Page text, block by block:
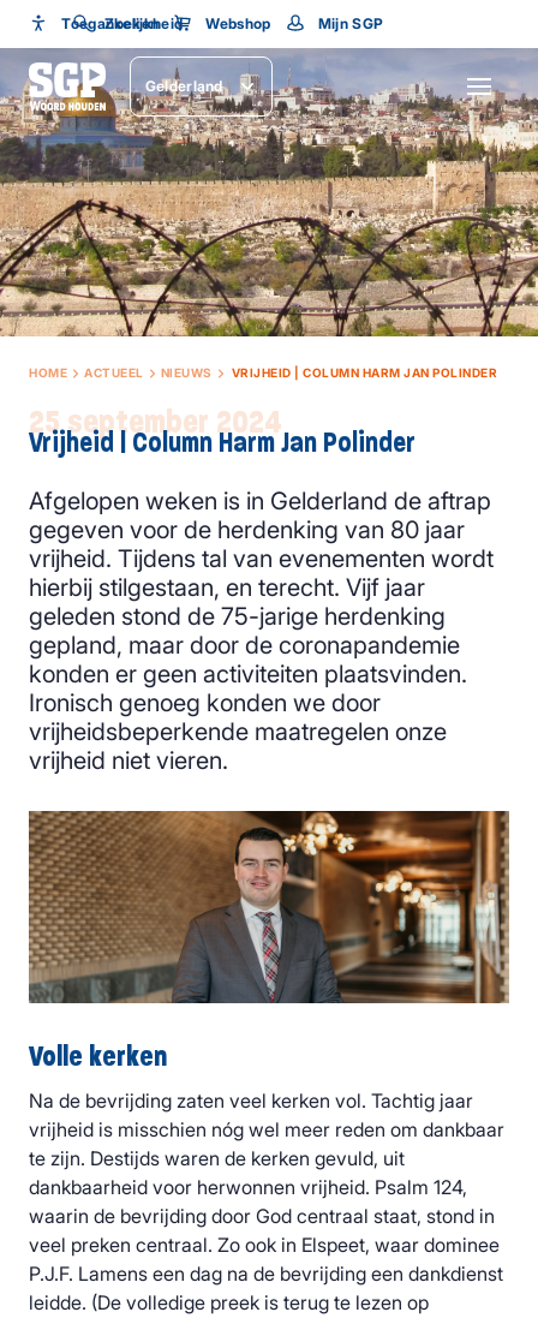
Toegankelijkheid
Toegankelijkheid
Lettergrootte
Zoeken Webshop Mijn SGP
Gelderland SLUITEN
HOME ACTUEEL NIEUWS VRIJHEID | COLUMN HARM JAN POLINDER
25 september 2024
Vrijheid | Column Harm Jan Polinder
Afgelopen weken is in Gelderland de aftrap
gegeven voor de herdenking van 80 jaar
vrijheid. Tijdens tal van evenementen wordt
hierbij stilgestaan, en terecht. Vijf jaar
geleden stond de 75-jarige herdenking
gepland, maar door de coronapandemie
konden er geen activiteiten plaatsvinden.
Ironisch genoeg konden we door
vrijheidsbeperkende maatregelen onze
vrijheid niet vieren.
Volle kerken
Na de bevrijding zaten veel kerken vol. Tachtig jaar
vrijheid is misschien nóg wel meer reden om dankbaar
te zijn. Destijds waren de kerken gevuld, uit
dankbaarheid voor herwonnen vrijheid. Psalm 124,
waarin de bevrijding door God centraal staat, stond in
veel preken centraal. Zo ook in Elspeet, waar dominee
P.J.F. Lamens een dag na de bevrijding een dankdienst
leidde. (De volledige preek is terug te lezen op